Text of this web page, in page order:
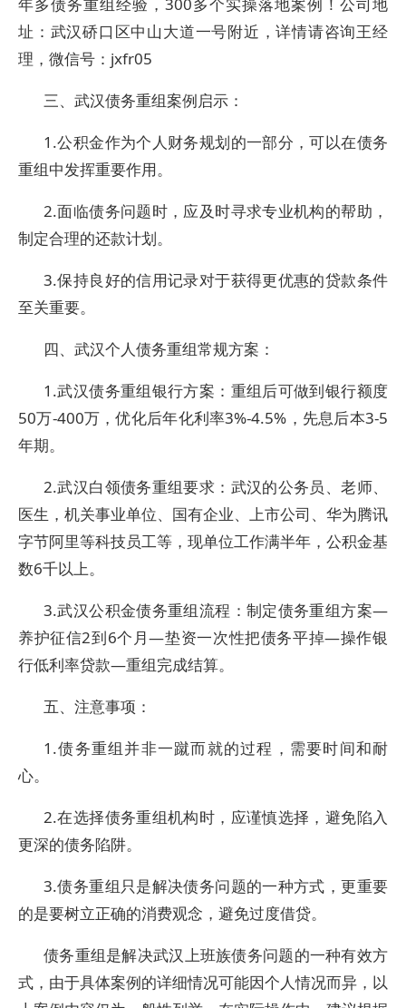
址：武汉硚口区中山大道一号附近，详情请咨询王经
理，微信号：jxfr05
三、武汉债务重组案例启示：
1.公积金作为个人财务规划的一部分，可以在债务
重组中发挥重要作用。
2.面临债务问题时，应及时寻求专业机构的帮助，
制定合理的还款计划。
3.保持良好的信用记录对于获得更优惠的贷款条件
至关重要。
四、武汉个人债务重组常规方案：
1.武汉债务重组银行方案：重组后可做到银行额度
50万-400万，优化后年化利率3%-4.5%，先息后本3-5
年期。
2.武汉白领债务重组要求：武汉的公务员、老师、
医生，机关事业单位、国有企业、上市公司、华为腾讯
字节阿里等科技员工等，现单位工作满半年，公积金基
数6千以上。
3.武汉公积金债务重组流程：制定债务重组方案—
养护征信2到6个月—垫资一次性把债务平掉—操作银
行低利率贷款—重组完成结算。
五、注意事项：
1.债务重组并非一蹴而就的过程，需要时间和耐
心。
2.在选择债务重组机构时，应谨慎选择，避免陷入
更深的债务陷阱。
3.债务重组只是解决债务问题的一种方式，更重要
的是要树立正确的消费观念，避免过度借贷。
债务重组是解决武汉上班族债务问题的一种有效方
式，由于具体案例的详细情况可能因个人情况而异，以